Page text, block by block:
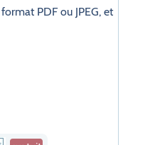
PDF ou JPEG, et